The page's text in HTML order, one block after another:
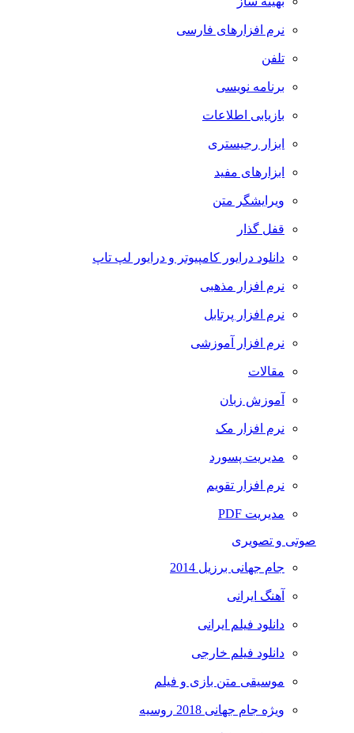
نرم افزارهای فارسی
تلفن
برنامه نویسی
بازیابی اطلاعات
ابزار رجیستری
ابزارهای مفید
ویرایشگر متن
قفل گذار
دانلود درایور کامپیوتر و درایور لپ تاپ
نرم افزار مذهبی
نرم افزار پرتابل
نرم افزار آموزشی
مقالات
آموزش زبان
نرم افزار مک
مدیریت پسورد
نرم افزار تقویم
مدیریت PDF
صوتی و تصویری
جام جهانی برزیل 2014
آهنگ ایرانی
دانلود فیلم ایرانی
دانلود فیلم خارجی
موسیقی متن بازی و فیلم
ویژه جام جهانی 2018 روسیه